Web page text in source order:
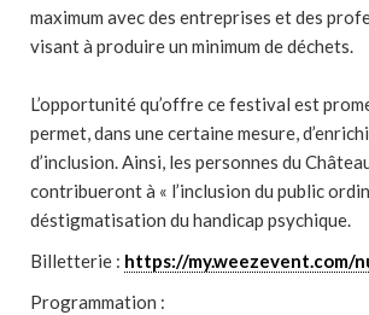
maximum avec des entreprises et des
visant à produire un minimum de déchets.
L’opportunité qu’offre ce festival est
permet, dans une certaine mesure,
d’inclusion. Ainsi, les personnes du
contribueront à « l’inclusion du public
déstigmatisation du handicap psychique.
Billetterie : https://my.weezevent.com/
Programmation :